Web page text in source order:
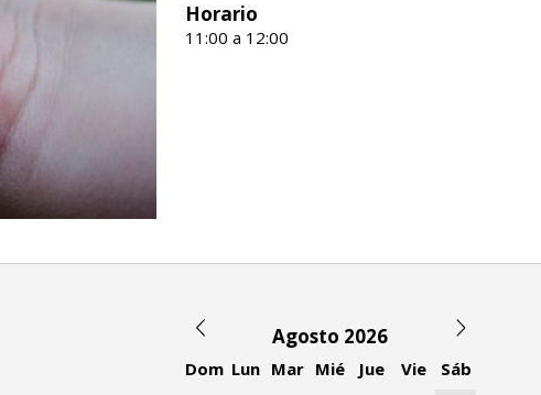
Horario
11:00 a 12:00
Agosto 2026
Dom Lun Mar Mié Jue Vie
Sáb